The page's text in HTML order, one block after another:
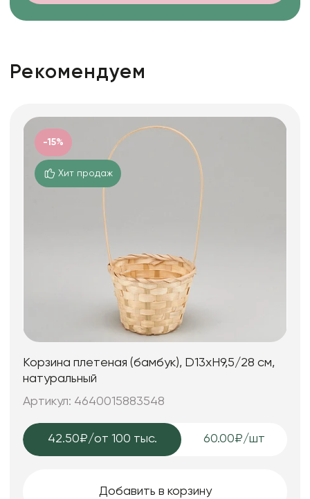
Рекомендуем
-15%
Хит продаж
Корзина плетеная (бамбук), D13xH9,5/28 см,
натуральный
Артикул: 4640015883548
42.50₽/от 100 тыс. 60.00₽/шт
Добавить в корзину